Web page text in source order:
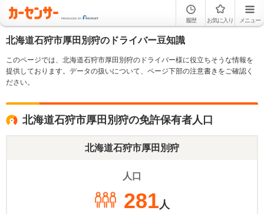
履歴 お気に入り メニュー
北海道石狩市厚田別狩のドライバー豆知識
このページでは、北海道石狩市厚田別狩のドライバー様に役立ちそうな情報を
提供しております。データの扱いについて、ページ下部の注意書きをご確認く
ださい。
北海道石狩市厚田別狩の免許保有者人口
北海道石狩市厚田別狩
人口
281人